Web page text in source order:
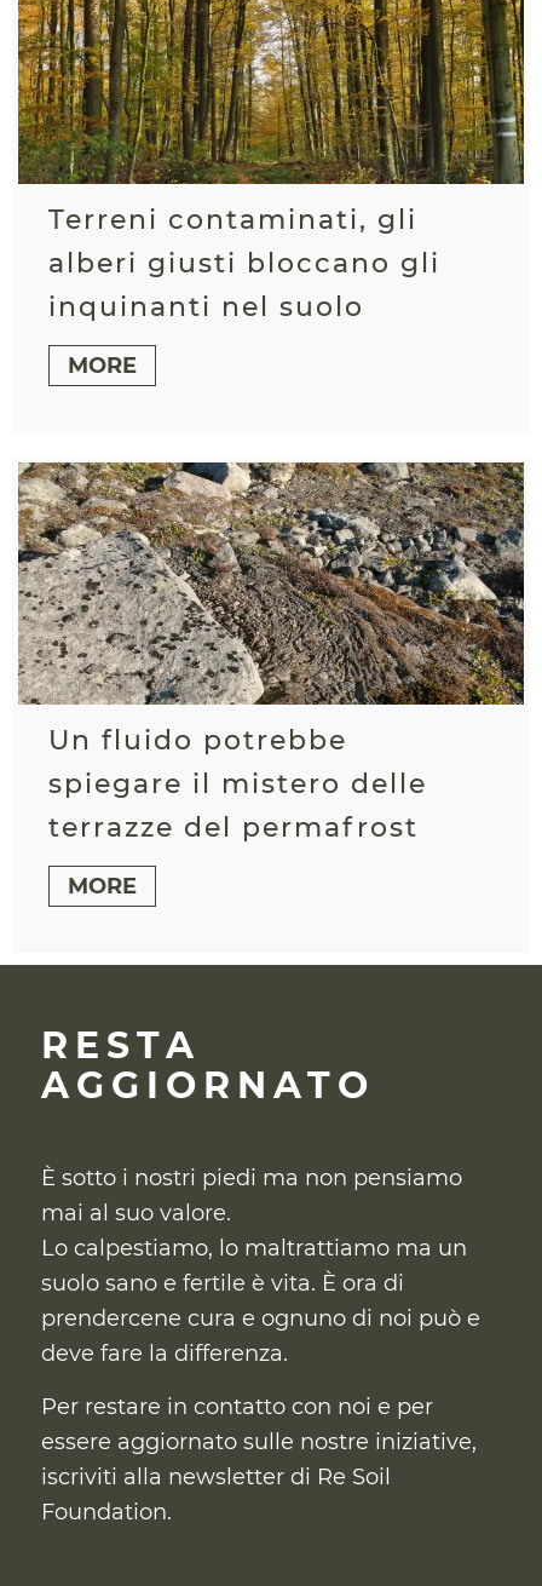
Terreni contaminati, gli
alberi giusti bloccano gli
inquinanti nel suolo
MORE
Un fluido potrebbe
spiegare il mistero delle
terrazze del permafrost
MORE
RESTA
AGGIORNATO
È sotto i nostri piedi ma non pensiamo
mai al suo valore.
Lo calpestiamo, lo maltrattiamo ma un
suolo sano e fertile è vita. È ora di
prendercene cura e ognuno di noi può e
deve fare la differenza.
Per restare in contatto con noi e per
essere aggiornato sulle nostre iniziative,
iscriviti alla newsletter di Re Soil
Foundation.